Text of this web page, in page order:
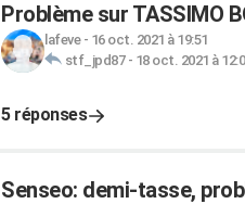
Problème sur TASSIMO
lafeve- 16 oct. 2021 à 19:51
stf_jpd87- 18 oct. 2021 à
5 réponses
Senseo: demi-tasse,